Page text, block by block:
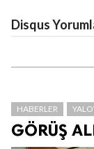
Disqus
HABERLER
GÖRÜŞ